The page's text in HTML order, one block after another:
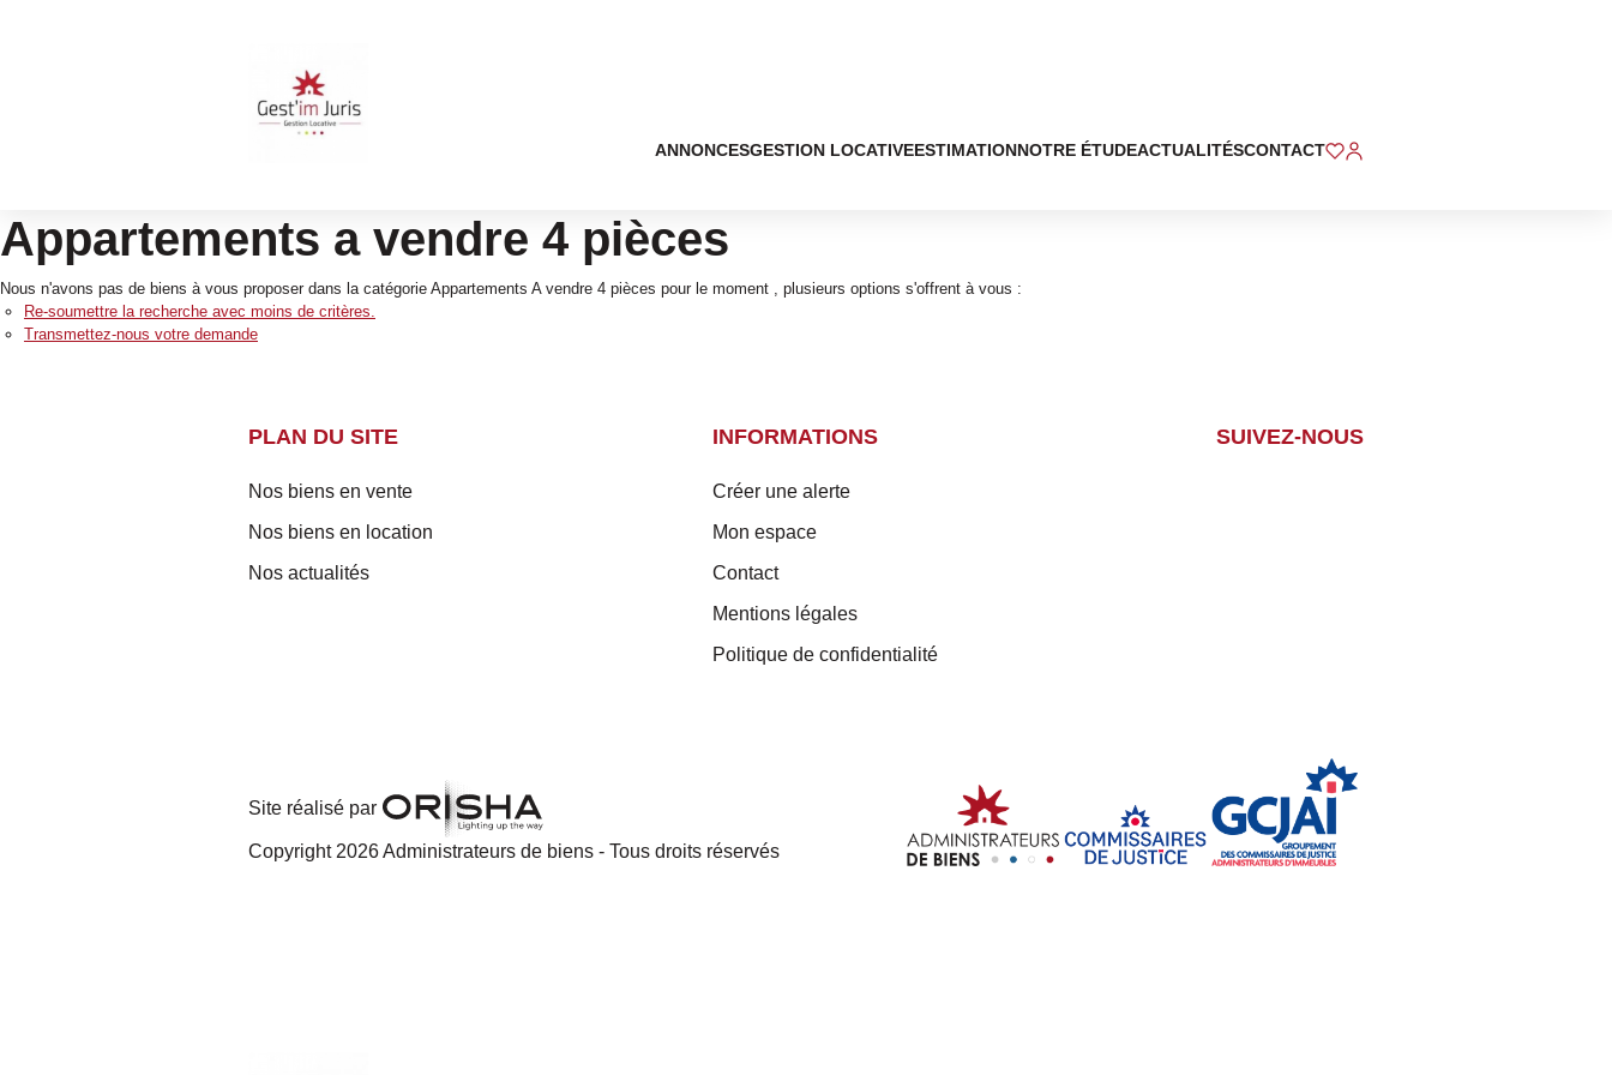
ANNONCESGESTION LOCATIVEESTIMATIONNOTRE ÉTUDEACTUALITÉSCONTACT
Appartements a vendre 4 pièces
Nous n'avons pas de biens à vous proposer dans la catégorie Appartements A vendre 4 pièces pour le moment , plusieurs options s'offrent à vous :
Re-soumettre la recherche avec moins de critères.
Transmettez-nous votre demande
PLAN DU SITE
Nos biens en vente
Nos biens en location
Nos actualités
INFORMATIONS
Créer une alerte
Mon espace
Contact
Mentions légales
Politique de confidentialité
SUIVEZ-NOUS
Site réalisé par
Copyright 2026 Administrateurs de biens - Tous droits réservés